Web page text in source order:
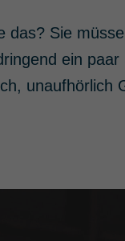
das? Sie
ein
unaufhörlich